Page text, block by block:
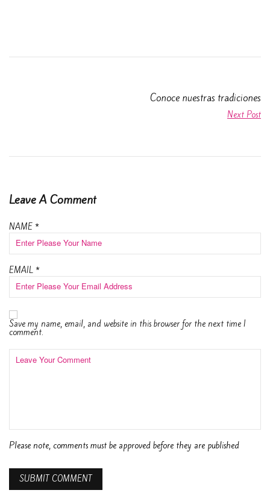
Conoce nuestras tradiciones
Next Post
Leave A Comment
NAME *
EMAIL *
Save my name, email, and website in this browser for the next time I
comment.
Please note, comments must be approved before they are published